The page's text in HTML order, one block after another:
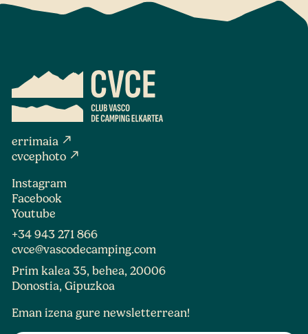
errimaia north_east
cvcephoto north_east
Instagram
Facebook
Youtube
+34 943 271 866
cvce@vascodecamping.com
Prim kalea 35, behea, 20006
Donostia, Gipuzkoa
Eman izena gure newsletterrean!